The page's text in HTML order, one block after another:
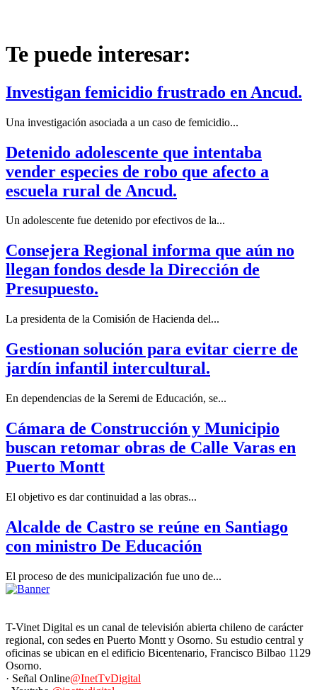
Te puede interesar:
Investigan femicidio frustrado en Ancud.
Una investigación asociada a un caso de femicidio...
Detenido adolescente que intentaba
vender especies de robo que afecto a
escuela rural de Ancud.
Un adolescente fue detenido por efectivos de la...
Consejera Regional informa que aún no
llegan fondos desde la Dirección de
Presupuesto.
La presidenta de la Comisión de Hacienda del...
Gestionan solución para evitar cierre de
jardín infantil intercultural.
En dependencias de la Seremi de Educación, se...
Cámara de Construcción y Municipio
buscan retomar obras de Calle Varas en
Puerto Montt
El objetivo es dar continuidad a las obras...
Alcalde de Castro se reúne en Santiago
con ministro De Educación
El proceso de des municipalización fue uno de...
T-Vinet Digital es un canal de televisión abierta chileno de carácter
regional, con sedes en Puerto Montt y Osorno. Su estudio central y
oficinas se ubican en el edificio Bicentenario, Francisco Bilbao 1129
Osorno.
· Señal Online@InetTvDigital